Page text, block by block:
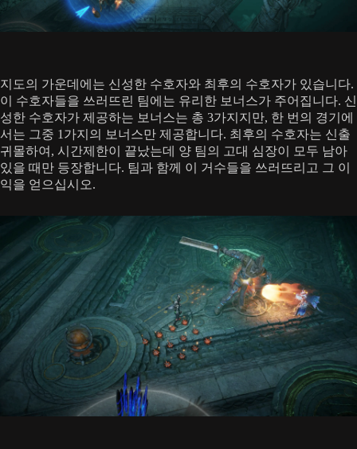
지도의 가운데에는 신성한 수호자와 최후의 수호자가 있습니다.
이 수호자들을 쓰러뜨린 팀에는 유리한 보너스가 주어집니다. 신
성한 수호자가 제공하는 보너스는 총 3가지지만, 한 번의 경기에
서는 그중 1가지의 보너스만 제공합니다. 최후의 수호자는 신출
귀몰하여, 시간제한이 끝났는데 양 팀의 고대 심장이 모두 남아
있을 때만 등장합니다. 팀과 함께 이 거수들을 쓰러뜨리고 그 이
익을 얻으십시오.